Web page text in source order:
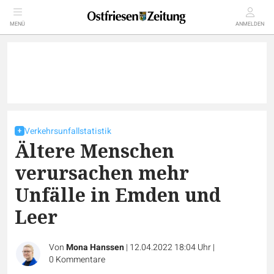
MENÜ ANMELDEN
Verkehrsunfallstatistik
Ältere Menschen
verursachen mehr
Unfälle in Emden und
Leer
VonMona Hanssen| 12.04.2022 18:04 Uhr|
0 Kommentare